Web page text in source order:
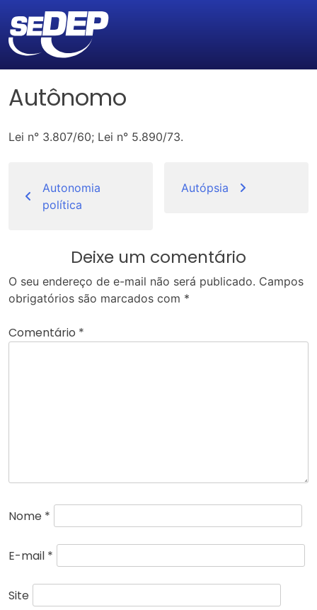
Autônomo
Lei n° 3.807/60; Lei n° 5.890/73.
de
Post
Autonomia
política
Autópsia
Deixe um comentário
O seu endereço de e-mail não será publicado. Campos
obrigatórios são marcados com *
Comentário *
Nome *
E-mail *
Site